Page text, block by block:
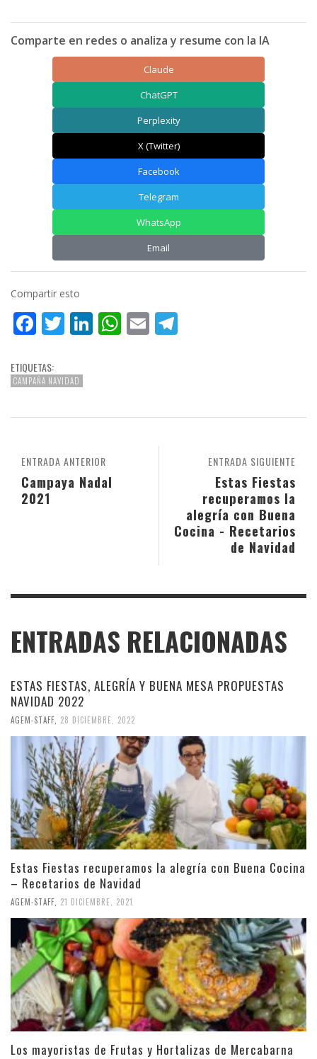
Comparte en redes o analiza y resume con la IA
Claude
ChatGPT
Perplexity
X (Twitter)
Facebook
Telegram
WhatsApp
Email
Compartir esto
Facebook
Twitter
LinkedIn
WhatsApp
Email
ETIQUETAS:
CAMPAÑA NAVIDAD
ENTRADA SIGUIENTE
Estas Fiestas
recuperamos la
alegría con Buena
Cocina - Recetarios
de Navidad
ENTRADA ANTERIOR
Campaya Nadal
2021
ENTRADAS RELACIONADAS
ESTAS FIESTAS, ALEGRÍA Y BUENA MESA PROPUESTAS
NAVIDAD 2022
AGEM-STAFF 28 DICIEMBRE, 2022
Estas Fiestas recuperamos la alegría con Buena Cocina
– Recetarios de Navidad
AGEM-STAFF 21 DICIEMBRE, 2021
Los mayoristas de Frutas y Hortalizas de Mercabarna